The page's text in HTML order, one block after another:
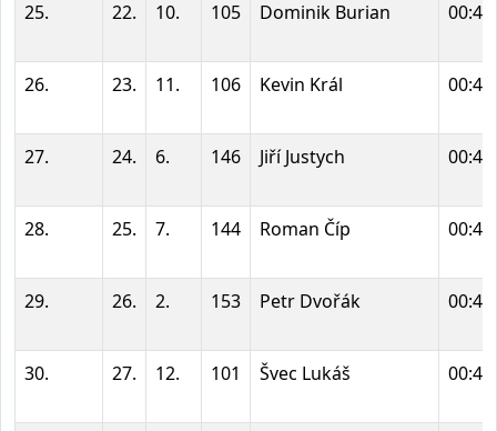
25. 22. 10. 105 Dominik Burian
26. 23. 11. 106 Kevin Král
27. 24. 6. 146 Jiří Justych
28. 25. 7. 144 Roman Číp
29. 26. 2. 153 Petr Dvořák
30. 27. 12. 101 Švec Lukáš